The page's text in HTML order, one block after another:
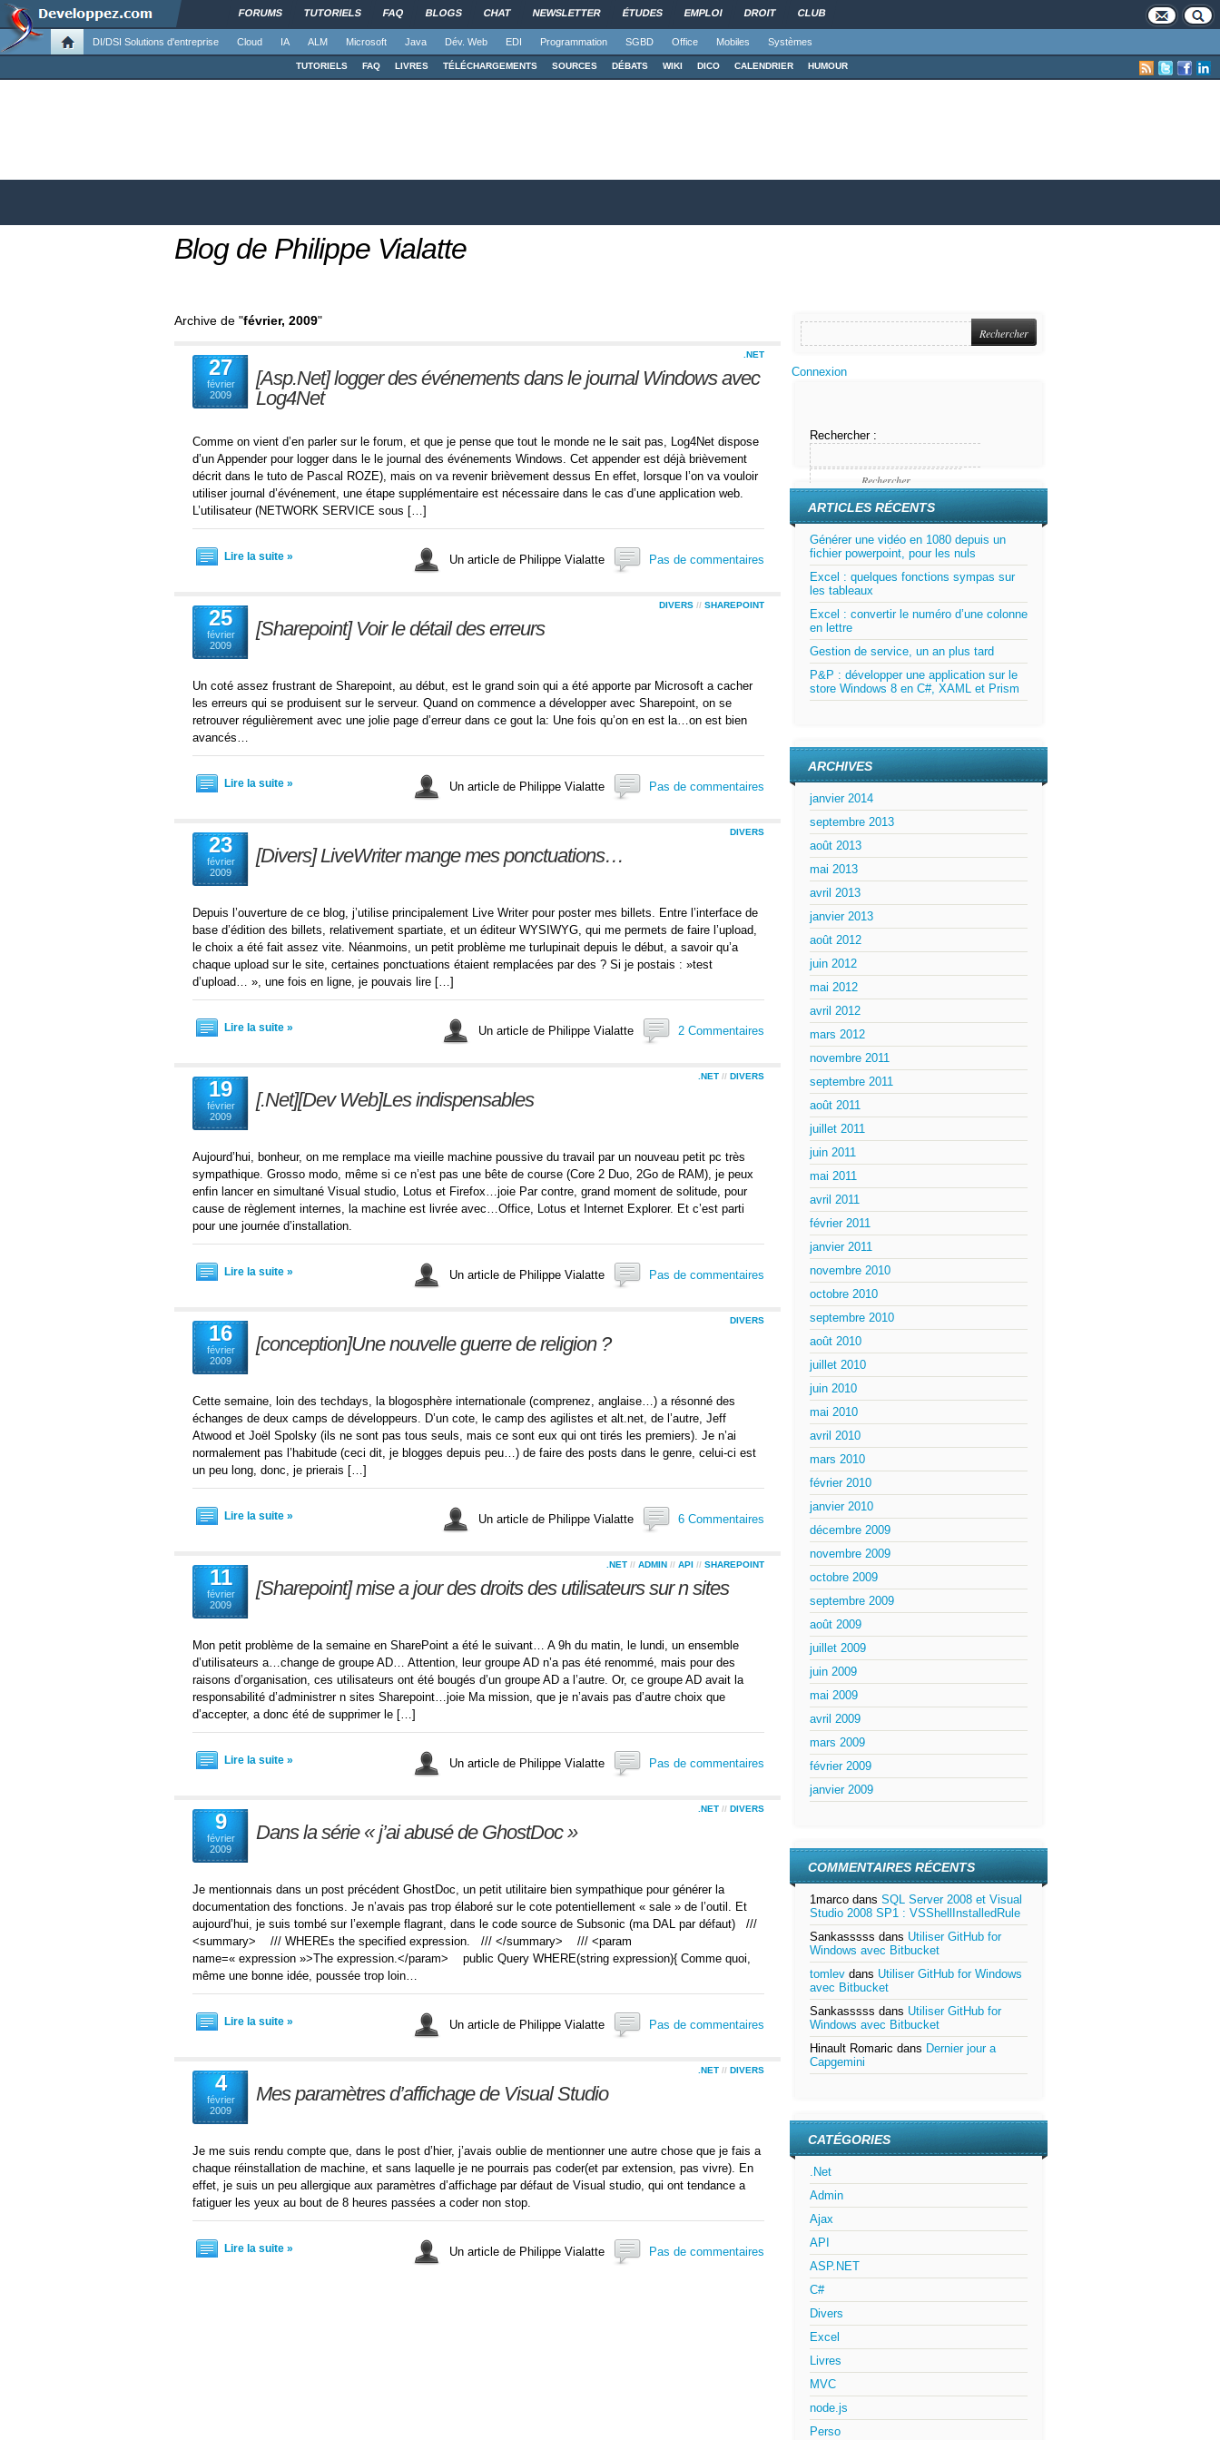
FORUMS TUTORIELS FAQ BLOGS CHAT NEWSLETTER ÉTUDES EMPLOI DROIT CLUB
DI/DSI Solutions d'entreprise Cloud IA ALM Microsoft Java Dév. Web EDI Programmation SGBD Office Mobiles Systèmes
TUTORIELS FAQ LIVRES TÉLÉCHARGEMENTS SOURCES DÉBATS WIKI DICO CALENDRIER HUMOUR
Blog de Philippe Vialatte
Archive de "février, 2009"
27
février
2009
.NET
[Asp.Net] logger des événements dans le journal Windows avec
Log4Net
Comme on vient d’en parler sur le forum, et que je pense que tout le monde ne le sait pas, Log4Net dispose
d’un Appender pour logger dans le le journal des événements Windows. Cet appender est déjà brièvement
décrit dans le tuto de Pascal ROZE), mais on va revenir brièvement dessus En effet, lorsque l’on va vouloir
utiliser journal d’événement, une étape supplémentaire est nécessaire dans le cas d’une application web.
L’utilisateur (NETWORK SERVICE sous […]
Lire la suite » Un article de Philippe Vialatte Pas de commentaires
25
février
2009
DIVERS // SHAREPOINT
[Sharepoint] Voir le détail des erreurs
Un coté assez frustrant de Sharepoint, au début, est le grand soin qui a été apporte par Microsoft a cacher
les erreurs qui se produisent sur le serveur. Quand on commence a développer avec Sharepoint, on se
retrouver régulièrement avec une jolie page d’erreur dans ce gout la: Une fois qu’on en est la…on est bien
avancés…
Lire la suite » Un article de Philippe Vialatte Pas de commentaires
23
février
2009
DIVERS
[Divers] LiveWriter mange mes ponctuations…
Depuis l’ouverture de ce blog, j’utilise principalement Live Writer pour poster mes billets. Entre l’interface de
base d’édition des billets, relativement spartiate, et un éditeur WYSIWYG, qui me permets de faire l’upload,
le choix a été fait assez vite. Néanmoins, un petit problème me turlupinait depuis le début, a savoir qu’a
chaque upload sur le site, certaines ponctuations étaient remplacées par des ? Si je postais : »test
d’upload… », une fois en ligne, je pouvais lire […]
Lire la suite » Un article de Philippe Vialatte 2 Commentaires
19
février
2009
.NET // DIVERS
[.Net][Dev Web]Les indispensables
Aujourd’hui, bonheur, on me remplace ma vieille machine poussive du travail par un nouveau petit pc très
sympathique. Grosso modo, même si ce n’est pas une bête de course (Core 2 Duo, 2Go de RAM), je peux
enfin lancer en simultané Visual studio, Lotus et Firefox…joie Par contre, grand moment de solitude, pour
cause de règlement internes, la machine est livrée avec…Office, Lotus et Internet Explorer. Et c’est parti
pour une journée d’installation.
Lire la suite » Un article de Philippe Vialatte Pas de commentaires
16
février
2009
DIVERS
[conception]Une nouvelle guerre de religion ?
Cette semaine, loin des techdays, la blogosphère internationale (comprenez, anglaise…) a résonné des
échanges de deux camps de développeurs. D’un cote, le camp des agilistes et alt.net, de l’autre, Jeff
Atwood et Joël Spolsky (ils ne sont pas tous seuls, mais ce sont eux qui ont tirés les premiers). Je n’ai
normalement pas l’habitude (ceci dit, je blogges depuis peu…) de faire des posts dans le genre, celui-ci est
un peu long, donc, je prierais […]
Lire la suite » Un article de Philippe Vialatte 6 Commentaires
11
février
2009
.NET // ADMIN // API // SHAREPOINT
[Sharepoint] mise a jour des droits des utilisateurs sur n sites
Mon petit problème de la semaine en SharePoint a été le suivant… A 9h du matin, le lundi, un ensemble
d’utilisateurs a…change de groupe AD… Attention, leur groupe AD n’a pas été renommé, mais pour des
raisons d’organisation, ces utilisateurs ont été bougés d’un groupe AD a l’autre. Or, ce groupe AD avait la
responsabilité d’administrer n sites Sharepoint…joie Ma mission, que je n’avais pas d’autre choix que
d’accepter, a donc été de supprimer le […]
Lire la suite » Un article de Philippe Vialatte Pas de commentaires
9
février
2009
.NET // DIVERS
Dans la série « j’ai abusé de GhostDoc »
Je mentionnais dans un post précédent GhostDoc, un petit utilitaire bien sympathique pour générer la
documentation des fonctions. Je n’avais pas trop élaboré sur le cote potentiellement « sale » de l’outil. Et
aujourd’hui, je suis tombé sur l’exemple flagrant, dans le code source de Subsonic (ma DAL par défaut) ///
<summary> /// WHEREs the specified expression. /// </summary> /// <param
name=« expression »>The expression.</param> public Query WHERE(string expression){ Comme quoi,
même une bonne idée, poussée trop loin…
Lire la suite » Un article de Philippe Vialatte Pas de commentaires
4
février
2009
.NET // DIVERS
Mes paramètres d’affichage de Visual Studio
Je me suis rendu compte que, dans le post d’hier, j’avais oublie de mentionner une autre chose que je fais a
chaque réinstallation de machine, et sans laquelle je ne pourrais pas coder(et par extension, pas vivre). En
effet, je suis un peu allergique aux paramètres d’affichage par défaut de Visual studio, qui ont tendance a
fatiguer les yeux au bout de 8 heures passées a coder non stop.
Lire la suite » Un article de Philippe Vialatte Pas de commentaires
Connexion
Rechercher :
ARTICLES RÉCENTS
Générer une vidéo en 1080 depuis un
fichier powerpoint, pour les nuls
Excel : quelques fonctions sympas sur
les tableaux
Excel : convertir le numéro d’une colonne
en lettre
Gestion de service, un an plus tard
P&P : développer une application sur le
store Windows 8 en C#, XAML et Prism
ARCHIVES
janvier 2014
septembre 2013
août 2013
mai 2013
avril 2013
janvier 2013
août 2012
juin 2012
mai 2012
avril 2012
mars 2012
novembre 2011
septembre 2011
août 2011
juillet 2011
juin 2011
mai 2011
avril 2011
février 2011
janvier 2011
novembre 2010
octobre 2010
septembre 2010
août 2010
juillet 2010
juin 2010
mai 2010
avril 2010
mars 2010
février 2010
janvier 2010
décembre 2009
novembre 2009
octobre 2009
septembre 2009
août 2009
juillet 2009
juin 2009
mai 2009
avril 2009
mars 2009
février 2009
janvier 2009
COMMENTAIRES RÉCENTS
1marco dans SQL Server 2008 et Visual
Studio 2008 SP1 : VSShellInstalledRule
Sankasssss dans Utiliser GitHub for
Windows avec Bitbucket
tomlev dans Utiliser GitHub for Windows
avec Bitbucket
Sankasssss dans Utiliser GitHub for
Windows avec Bitbucket
Hinault Romaric dans Dernier jour a
Capgemini
CATÉGORIES
.Net
Admin
Ajax
API
ASP.NET
C#
Divers
Excel
Livres
MVC
node.js
Perso